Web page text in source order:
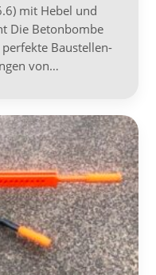
mit Hebel und
Die Betonbombe
Baustellen-
von…